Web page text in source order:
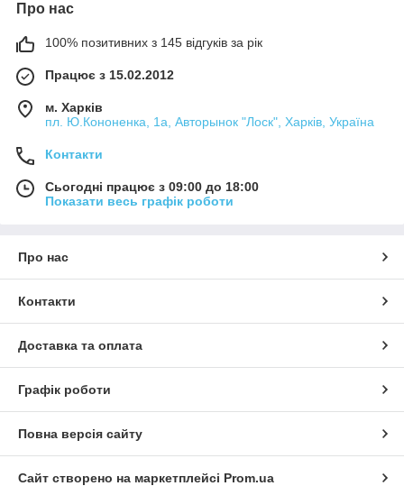
Про нас
100% позитивних з 145 відгуків за рік
Працює з 15.02.2012
м. Харків
пл. Ю.Кононенка, 1а, Авторынок "Лоск", Харків, Україна
Контакти
Сьогодні працює з 09:00 до 18:00
Показати весь графік роботи
Про нас
Контакти
Доставка та оплата
Графік роботи
Повна версія сайту
Сайт створено на маркетплейсі Prom.ua